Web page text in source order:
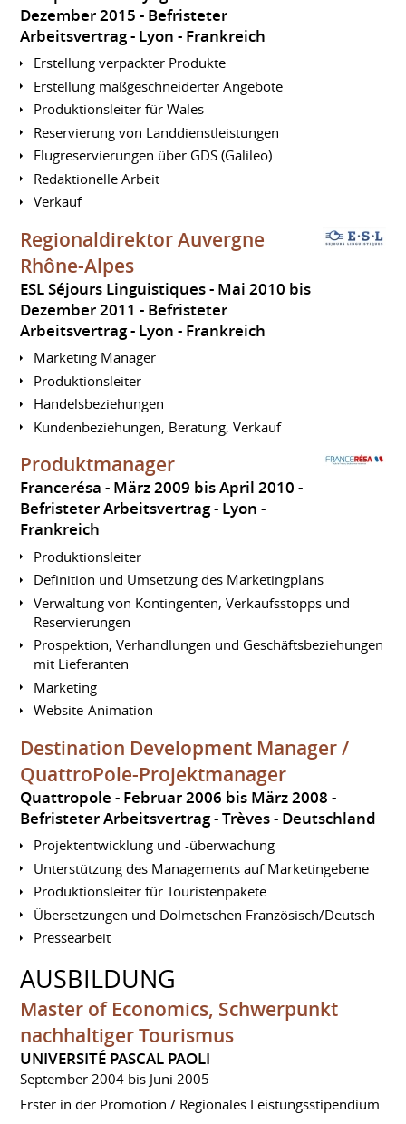
Dezember 2015 Befristeter
Arbeitsvertrag
Lyon Frankreich
Erstellung verpackter Produkte
Erstellung maßgeschneiderter Angebote
Produktionsleiter für Wales
Reservierung von Landdienstleistungen
Flugreservierungen über GDS (Galileo)
Redaktionelle Arbeit
Verkauf
Regionaldirektor Auvergne
Rhône-Alpes
ESL Séjours Linguistiques
Mai 2010 bis
Dezember 2011 Befristeter
Arbeitsvertrag
Lyon Frankreich
Marketing Manager
Produktionsleiter
Handelsbeziehungen
Kundenbeziehungen, Beratung, Verkauf
Produktmanager
Francerésa
März 2009 bis April 2010
Befristeter Arbeitsvertrag
Lyon
Frankreich
Produktionsleiter
Definition und Umsetzung des Marketingplans
Verwaltung von Kontingenten, Verkaufsstopps und
Reservierungen
Prospektion, Verhandlungen und Geschäftsbeziehungen
mit Lieferanten
Marketing
Website-Animation
Destination Development Manager /
QuattroPole-Projektmanager
Quattropole
Februar 2006 bis März 2008
Befristeter Arbeitsvertrag Trèves Deutschland
Projektentwicklung und -überwachung
Unterstützung des Managements auf Marketingebene
Produktionsleiter für Touristenpakete
Übersetzungen und Dolmetschen Französisch/Deutsch
Pressearbeit
AUSBILDUNG
Master of Economics, Schwerpunkt
nachhaltiger Tourismus
UNIVERSITÉ PASCAL PAOLI
September 2004 bis Juni 2005
Erster in der Promotion / Regionales Leistungsstipendium